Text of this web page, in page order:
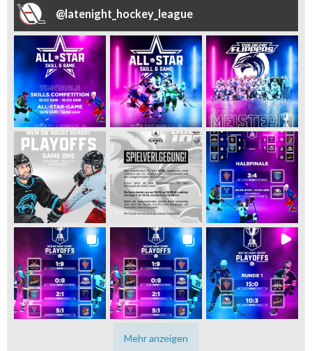
@latenight_hockey_league
Mehr anzeigen